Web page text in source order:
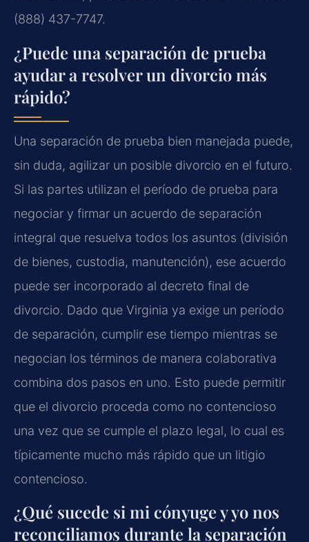
(888) 437-7747.
¿Puede una separación de prueba
ayudar a resolver un divorcio más
rápido?
Una separación de prueba bien manejada puede,
sin duda, agilizar un posible divorcio en el futuro.
Si las partes utilizan el período de prueba para
negociar y firmar un acuerdo de separación
integral que resuelva todos los asuntos (división
de bienes, custodia, manutención), ese acuerdo
puede ser incorporado al decreto final de
divorcio. Dado que Virginia ya exige un período
de separación, cumplir ese tiempo mientras se
negocian los términos de manera colaborativa
combina dos pasos en uno. Esto puede permitir
que el divorcio proceda como no contencioso
una vez que se cumple el plazo legal, lo cual es
típicamente mucho más rápido que un litigio
contencioso.
¿Qué sucede si mi cónyuge y yo nos
reconciliamos durante la separación